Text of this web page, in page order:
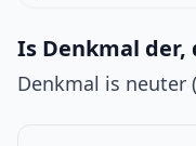
Is Denkmal der,
Denkmal is neuter